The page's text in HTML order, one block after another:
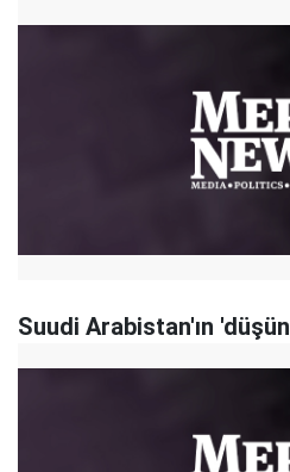
Suudi Arabistan'ın